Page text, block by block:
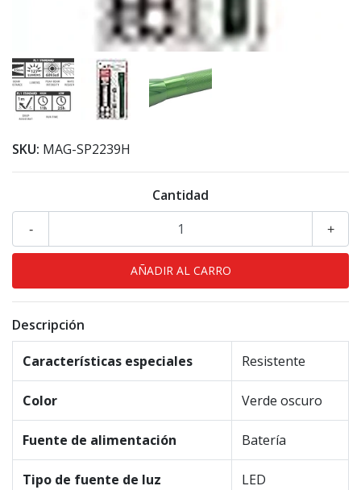
SKU: MAG-SP2239H
Cantidad
+
-
Descripción
Características especiales Resistente
Color Verde oscuro
Fuente de alimentación Batería
Tipo de fuente de luz LED